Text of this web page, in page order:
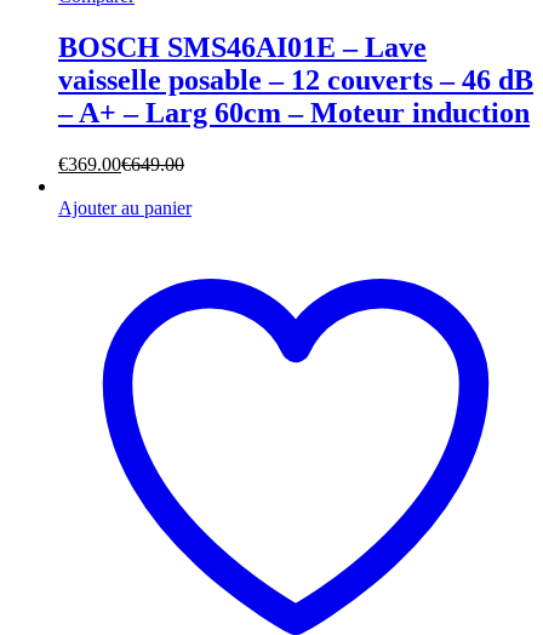
BOSCH SMS46AI01E – Lave
vaisselle posable – 12 couverts – 46 dB
– A+ – Larg 60cm – Moteur induction
€369.00€649.00
Ajouter au panier